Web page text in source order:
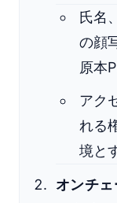
氏名
の顔
原本
アク
れる
境と
オンチ